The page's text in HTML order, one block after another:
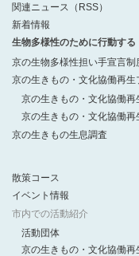
関連ニュース（RSS）
新着情報
生物多様性のために行動する
京の生物多様性担い手宣言制
京の生きもの・文化協働再
京の生きもの・文化協働再
京の生きもの・文化協働再
京の生きもの生息調査
散策コース
イベント情報
市内での活動紹介
活動団体
京の生きもの・文化協働